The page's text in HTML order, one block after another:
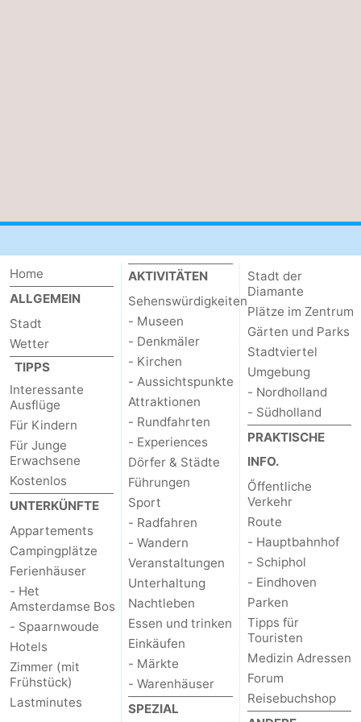
Home
ALLGEMEIN
Stadt
Wetter
TIPPS
Interessante
Ausflüge
Für Kindern
Für Junge
Erwachsene
Kostenlos
UNTERKÜNFTE
Appartements
Campingplätze
Ferienhäuser
- Het
Amsterdamse Bos
- Spaarnwoude
Hotels
Zimmer (mit
Frühstück)
Lastminutes
AKTIVITÄTEN
Sehenswürdigkeiten
- Museen
- Denkmäler
- Kirchen
- Aussichtspunkte
Attraktionen
- Rundfahrten
- Experiences
Dörfer & Städte
Führungen
Sport
- Radfahren
- Wandern
Veranstaltungen
Unterhaltung
Nachtleben
Essen und trinken
Einkäufen
- Märkte
- Warenhäuser
SPEZIAL
Stadt der
Diamante
Plätze im Zentrum
Gärten und Parks
Stadtviertel
Umgebung
- Nordholland
- Südholland
PRAKTISCHE
INFO.
Őffentliche
Verkehr
Route
- Hauptbahnhof
- Schiphol
- Eindhoven
Parken
Tipps für
Touristen
Medizin Adressen
Forum
Reisebuchshop